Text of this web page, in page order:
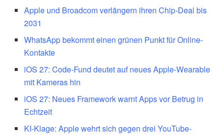
Apple und Broadcom verlängern ihren Chip-Deal bis
2031
WhatsApp bekommt einen grünen Punkt für Online-
Kontakte
iOS 27: Code-Fund deutet auf neues Apple-Wearable
mit Kameras hin
iOS 27: Neues Framework warnt Apps vor Betrug in
Echtzeit
KI-Klage: Apple wehrt sich gegen drei YouTube-